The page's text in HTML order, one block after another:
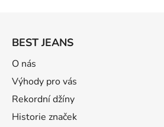
BEST JEANS
O nás
Výhody pro vás
Rekordní džíny
Historie značek